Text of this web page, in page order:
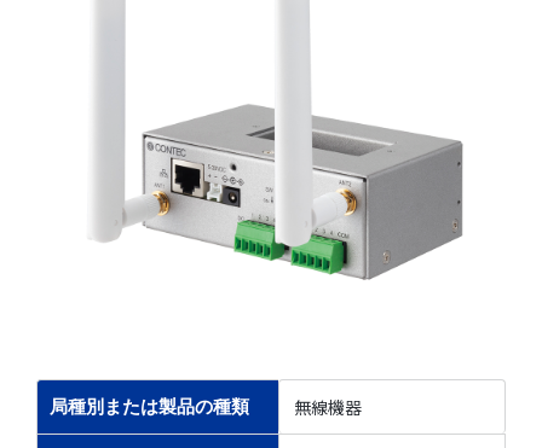
局種別または製品の種類 無線機器